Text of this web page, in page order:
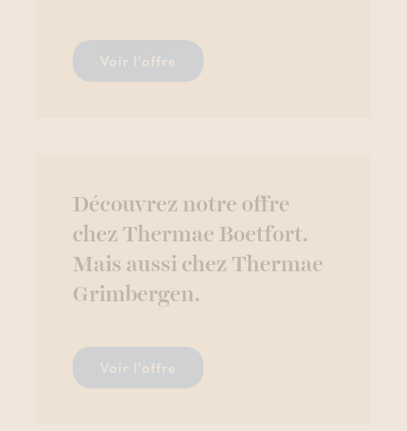
Voir l'offre
Découvrez notre offre
chez Thermae Boetfort.
Mais aussi chez Thermae
Grimbergen.
Voir l'offre